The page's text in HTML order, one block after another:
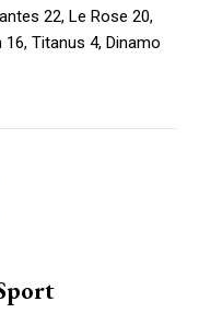
22, Le Rose 20,
Titanus 4, Dinamo